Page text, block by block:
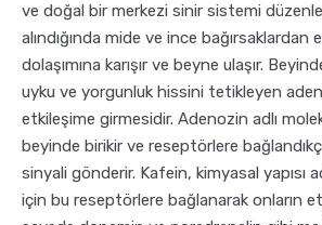
ve doğal bir merkezi sinir sistemi
alındığında mide ve ince bağırsaklardan
dolaşımına karışır ve beyne ulaşır.
uyku ve yorgunluk hissini tetikleyen
etkileşime girmesidir. Adenozin adlı
beyinde birikir ve reseptörlere
sinyali gönderir. Kafein, kimyasal yapısı
için bu reseptörlere bağlanarak onların